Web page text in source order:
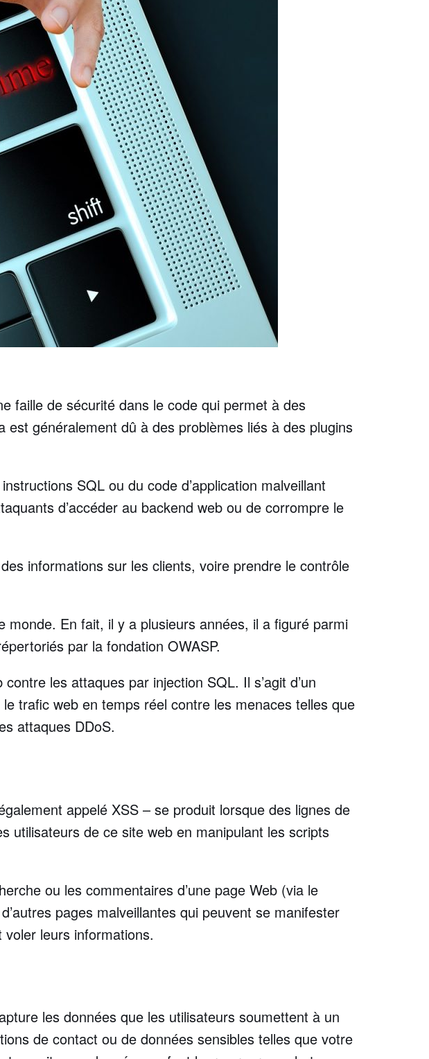
faille de sécurité dans le code qui permet à des
généralement dû à des problèmes liés à des plugins
SQL ou du code d’application malveillant
d’accéder au backend web ou de corrompre le
informations sur les clients, voire prendre le contrôle
monde. En fait, il y a plusieurs années, il a figuré parmi
par la fondation OWASP.
les attaques par injection SQL. Il s’agit d’un
trafic web en temps réel contre les menaces telles que
attaques DDoS.
appelé XSS – se produit lorsque des lignes de
utilisateurs de ce site web en manipulant les scripts
ou les commentaires d’une page Web (via le
pages malveillantes qui peuvent se manifester
leurs informations.
les données que les utilisateurs soumettent à un
de contact ou de données sensibles telles que votre